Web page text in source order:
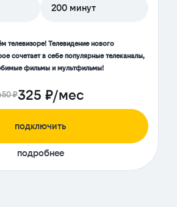
200 минут
телевизоре! Телевидение нового
сочетает в себе популярные телеканалы,
фильмы и мультфильмы!
₽325 ₽/мес
подключить
подробнее